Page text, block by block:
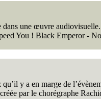
une œuvre
You ! Black Emperor -
y a en marge de
par le chorégraphe